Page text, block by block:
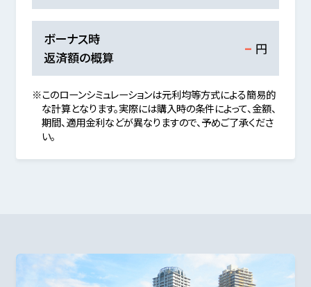
ボーナス時
返済額の概算
- 円
※このローンシミュレーションは元利均等方式による簡易的
な計算となります。実際には購入時の条件によって、金額、
期間、適用金利などが異なりますので、予めご了承くださ
い。